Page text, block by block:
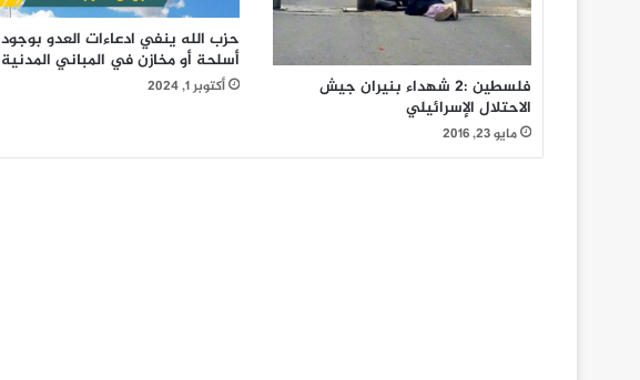
فلسطين :2 شهداء بنيران جيش
الاحتلال الإسرائيلي
مايو 23, 2016
حزب الله ينفي ادعاءات العدو بوجود
أسلحة أو مخازن في المباني المدنية
أكتوبر 1, 2024